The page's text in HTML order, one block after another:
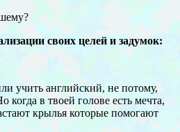
своих целей и задумок:
учить английский, не потому,
в твоей голове есть мечта,
крылья которые помогают